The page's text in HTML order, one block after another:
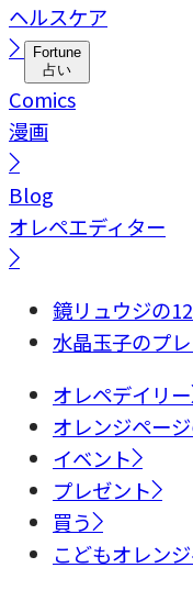
ヘルスケア
Fortune
占い
Comics
漫画
Blog
オレペエディター
鏡リュウジの
水晶玉子のプ
オレペデイリー
オレンジペー
イベント
プレゼント
買う
こどもオレン